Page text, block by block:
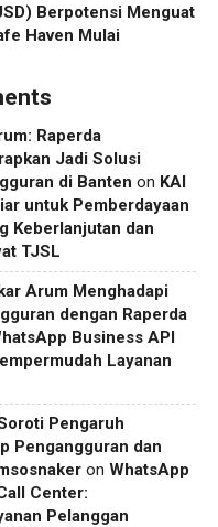
Berpotensi Menguat
Haven Mulai
Raperda
Jadi Solusi
di Banten on KAI
untuk Pemberdayaan
Keberlanjutan dan
TJSL
Arum Menghadapi
dengan Raperda
Business API
Layanan
Pengaruh
Pengangguran dan
on WhatsApp
Center:
Pelanggan